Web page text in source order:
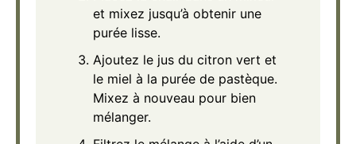
et mixez jusqu’à obtenir une
purée lisse.
Ajoutez le jus du citron vert et
le miel à la purée de pastèque.
Mixez à nouveau pour bien
mélanger.